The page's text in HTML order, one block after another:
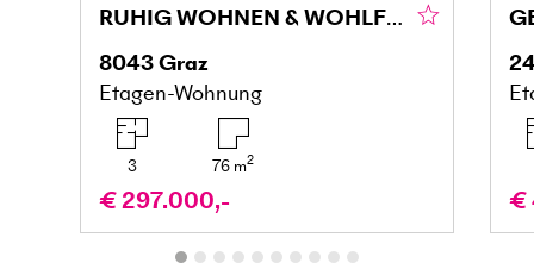
RUHIG WOHNEN & WOHLFÜHLEN MIT BALKON IN DER MARIATROSTERSTRASSE
8043Graz
Etagen-Wohnung
3 76 m2
€ 297.000,- €